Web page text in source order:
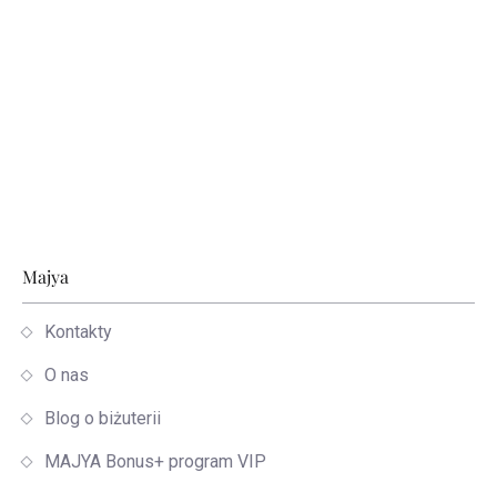
Stopka
Majya
Kontakty
O nas
Blog o biżuterii
MAJYA Bonus+ program VIP